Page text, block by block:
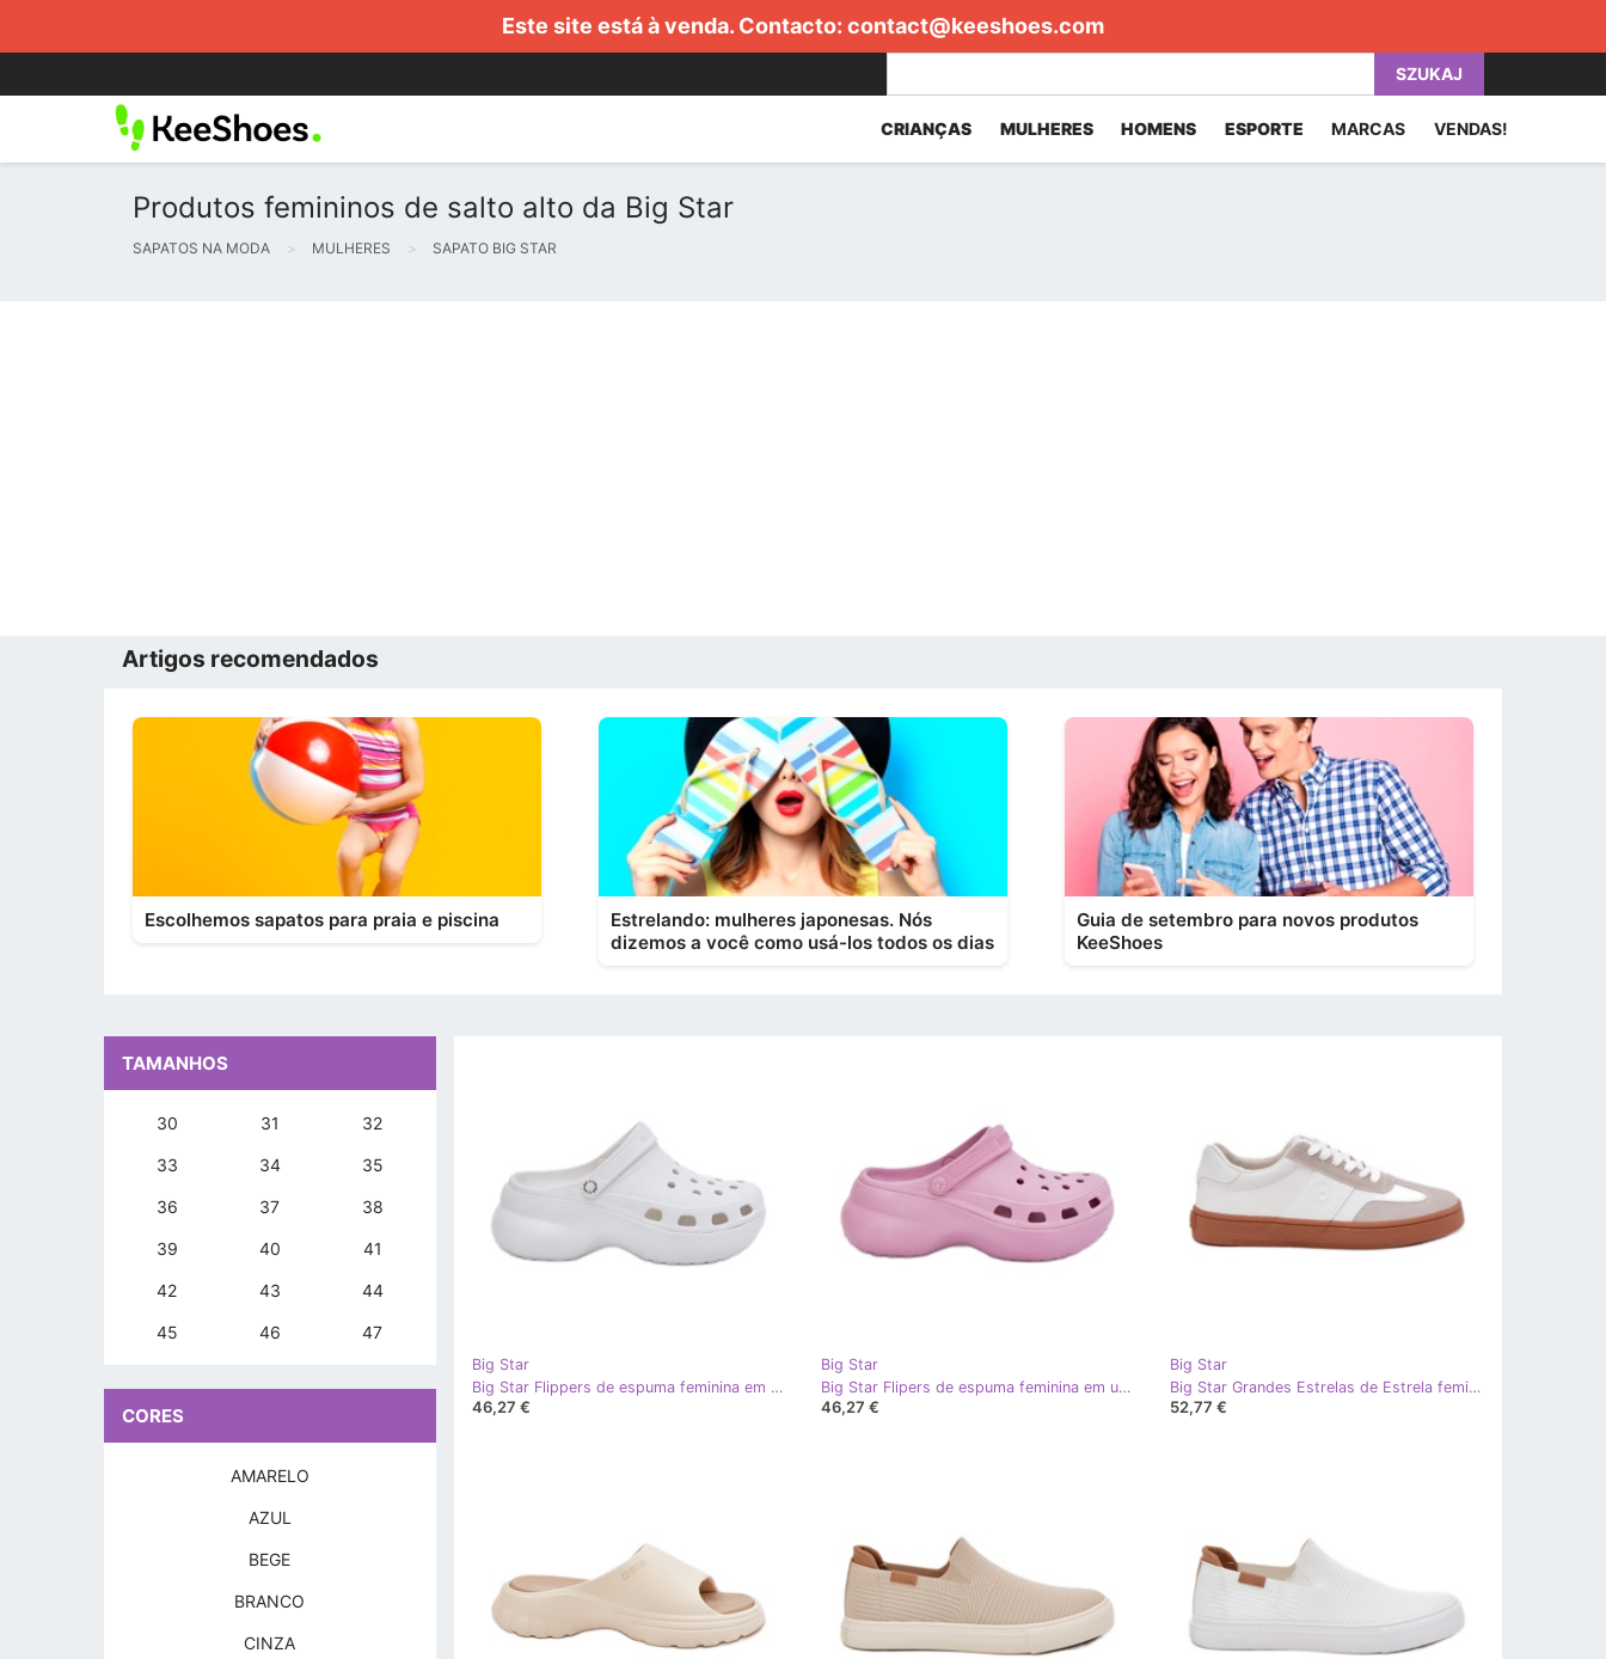
Este site está à venda. Contacto: contact@keeshoes.com
SZUKAJ
CRIANÇAS MULHERES HOMENS ESPORTE MARCAS VENDAS!
Produtos femininos de salto alto da Big Star
SAPATOS NA MODA MULHERES SAPATO BIG STAR
Artigos recomendados
Escolhemos sapatos para praia e piscina
Estrelando: mulheres japonesas. Nós
dizemos a você como usá-los todos os dias
Guia de setembro para novos produtos
KeeShoes
Big Star
Big Star Flippers de espuma feminina em uma grande grande estrela RR274A119 White branco
46,27 €
Big Star
Big Star Flipers de espuma feminina em uma grande grande estrela rr274a120 rosa
46,27 €
Big Star
Big Star Grandes Estrelas de Estrela feminina RR274804 WHITE branco
52,77 €
TAMANHOS
30 31 32
33 34 35
36 37 38
39 40 41
42 43 44
45 46 47
CORES
AMARELO
AZUL
BEGE
BRANCO
CINZA